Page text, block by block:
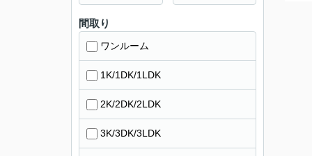
間取り
ワンルーム
1K/1DK/1LDK
2K/2DK/2LDK
3K/3DK/3LDK